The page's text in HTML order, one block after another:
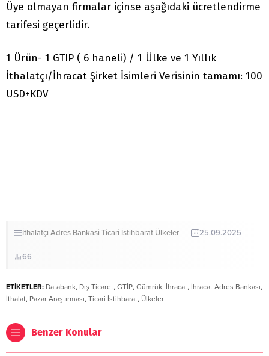
Üye olmayan firmalar içinse aşağıdaki ücretlendirme
tarifesi geçerlidir.
1 Ürün- 1 GTIP ( 6 haneli) / 1 Ülke ve 1 Yıllık
İthalatçı/İhracat Şirket İsimleri Verisinin tamamı: 100
USD+KDV
İthalatçı Adres Bankasi Ticari İstihbarat Ülkeler 25.09.2025
66
ETİKETLER: Databank, Dış Ticaret, GTİP, Gümrük, İhracat, İhracat Adres Bankası,
İthalat, Pazar Araştırması, Ticari İstihbarat, Ülkeler
Benzer Konular